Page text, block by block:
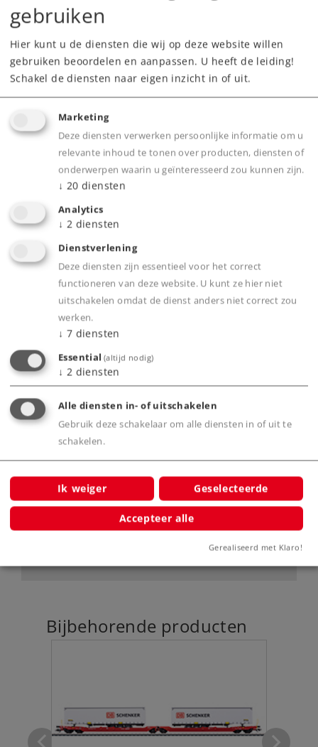
Highlights
Met buffercondensator voor het overbruggen
van korte stroomloze secties.
Stuurtafelverlichting digitaal te bedienen.
Verlichting in de machinistencabine digitaal te
bedienen.
Onderstel en opbouw van de locomotief zijn
vervaardigd van zinkdrukgietwerk.
Met veel los gemonteerde detailonderdelen.
Veel schakelbare lichtfuncties.
Digitale mfx+ decoder met uitgebreide
bedrijfs- en geluidsfuncties.
Product
Productinfo
Bijbehorende producten
gebruiken
Hier kunt u de diensten die wij op deze website willen
gebruiken beoordelen en aanpassen. U heeft de leiding!
Schakel de diensten naar eigen inzicht in of uit.
Marketing
Deze diensten verwerken persoonlijke informatie om u
relevante inhoud te tonen over producten, diensten of
onderwerpen waarin u geïnteresseerd zou kunnen zijn.
↓ 20 diensten
Analytics
↓ 2 diensten
Dienstverlening
Deze diensten zijn essentieel voor het correct
functioneren van deze website. U kunt ze hier niet
uitschakelen omdat de dienst anders niet correct zou
werken.
↓ 7 diensten
Essential (altijd nodig)
↓ 2 diensten
Alle diensten in- of uitschakelen
Gebruik deze schakelaar om alle diensten in of uit te
schakelen.
Ik weiger Geselecteerde
Accepteer alle
Gerealiseerd met Klaro!